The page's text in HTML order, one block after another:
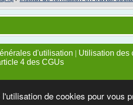
de cookies pour vous
d'utilisation | Utilisation des
4 des CGUs